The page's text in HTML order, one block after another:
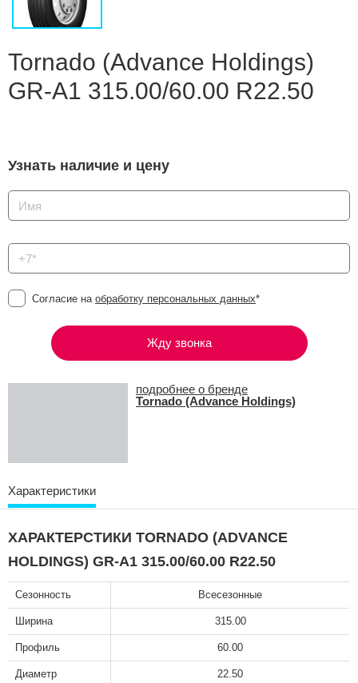
Сравнение
Личный кабинет
Tornado (Advance Holdings)
GR-A1 315.00/60.00 R22.50
Узнать наличие и цену
Согласие на обработку персональных данных*
Жду звонка
подробнее о бренде
Tornado (Advance Holdings)
Характеристики
ХАРАКТЕРСТИКИ TORNADO (ADVANCE
HOLDINGS) GR-A1 315.00/60.00 R22.50
Сезонность Всесезонные
Ширина 315.00
Профиль 60.00
Диаметр 22.50